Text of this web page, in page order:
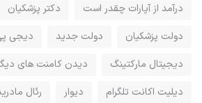
درآمد از آپارات چقدر است
دکتر پزشکیان
دولت پزشکیان
دولت جدید دیجی
دیجیتال مارکتینگ
دیدن کامنت های
دیلیت اکانت تلگرام
دیوار رئال